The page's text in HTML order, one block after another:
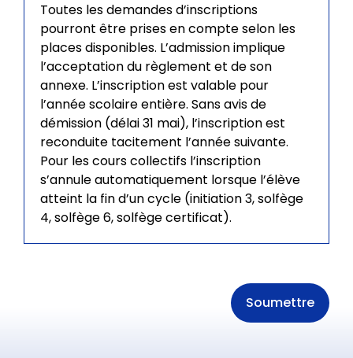
Toutes les demandes d’inscriptions
pourront être prises en compte selon les
places disponibles. L’admission implique
l’acceptation du règlement et de son
annexe. L’inscription est valable pour
l’année scolaire entière. Sans avis de
démission (délai 31 mai), l’inscription est
reconduite tacitement l’année suivante.
Pour les cours collectifs l’inscription
s’annule automatiquement lorsque l’élève
atteint la fin d’un cycle (initiation 3, solfège
4, solfège 6, solfège certificat).